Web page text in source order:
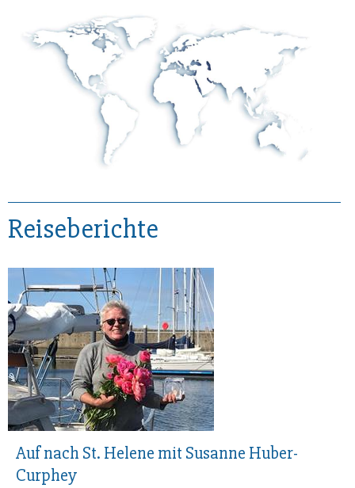
Reiseberichte
Auf nach St. Helene mit Susanne Huber-
Curphey